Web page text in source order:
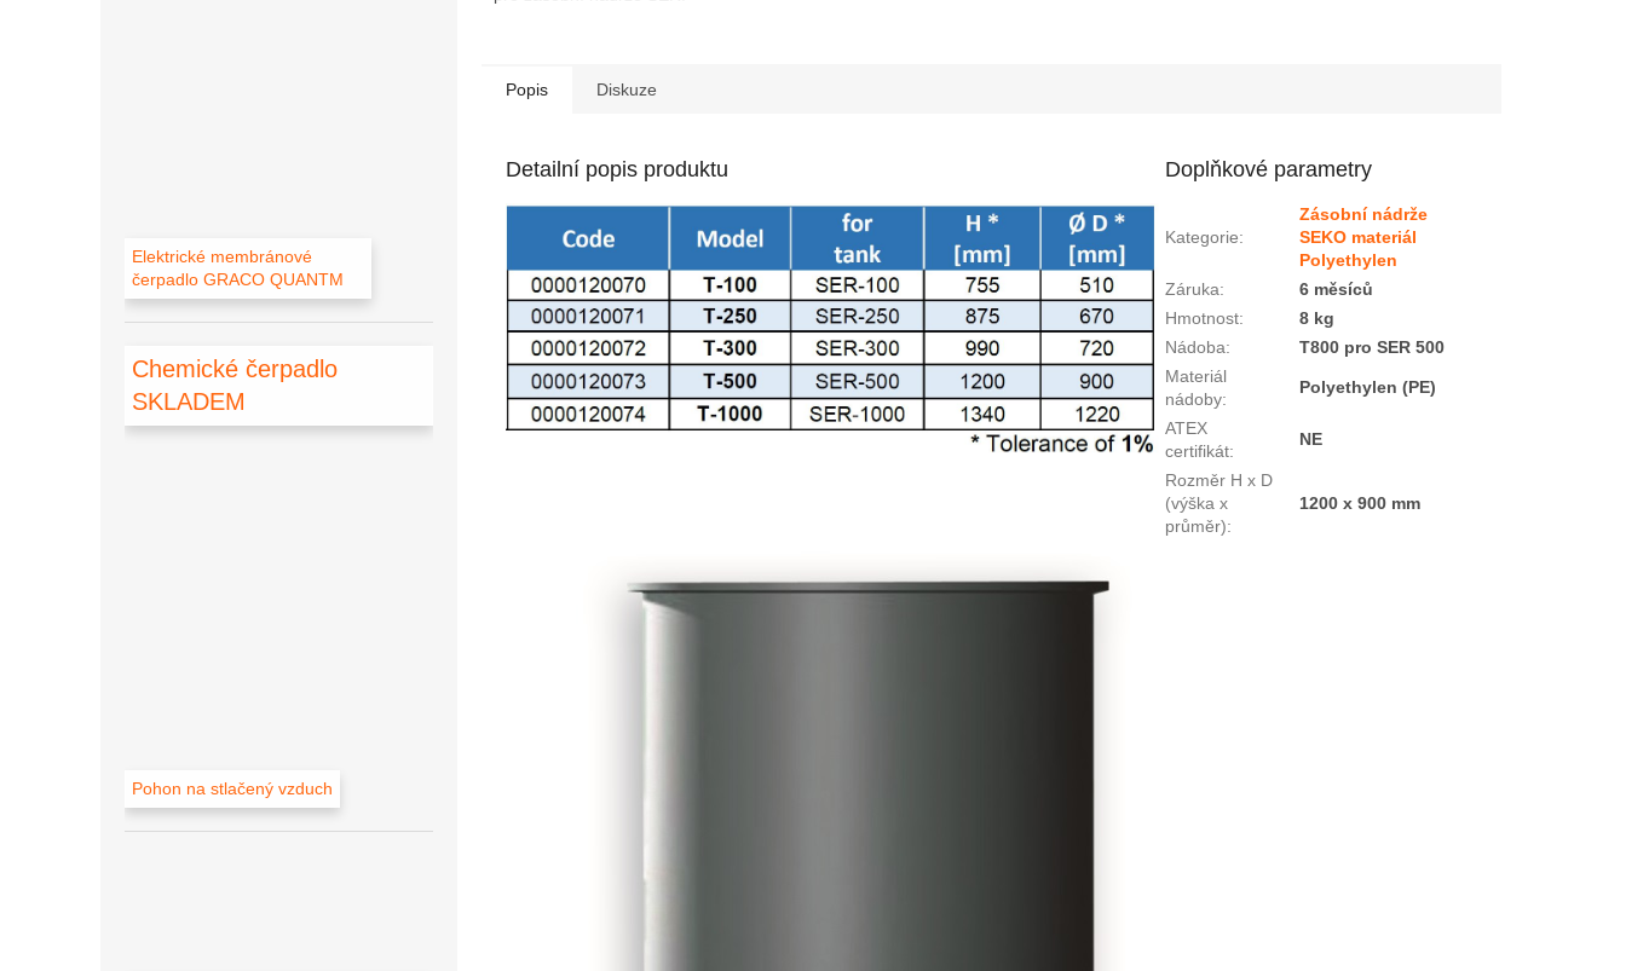
Elektrické membránové
čerpadlo GRACO QUANTM
Chemické čerpadlo
SKLADEM
Pohon na stlačený vzduch
Popis Diskuze
Detailní popis produktu Doplňkové parametry
Kategorie:
Zásobní nádrže
SEKO materiál
Polyethylen
Záruka:
6 měsíců
Hmotnost:
8 kg
Nádoba:
T800 pro SER 500
Materiál
nádoby:
Polyethylen (PE)
ATEX
certifikát:
NE
Rozměr H x D
(výška x
průměr):
1200 x 900 mm